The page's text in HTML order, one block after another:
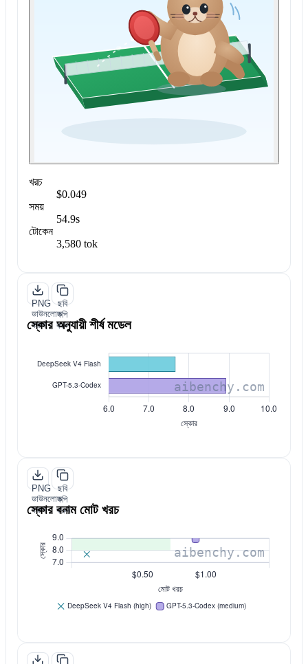
খরচ
$0.049
সময়
54.9s
টোকেন
3,580 tok
PNG
ডাউনলোড
করুন
ছবি
কপি
করুন
স্কোর অনুযায়ী শীর্ষ মডেল
PNG
ডাউনলোড
করুন
ছবি
কপি
করুন
স্কোর বনাম মোট খরচ